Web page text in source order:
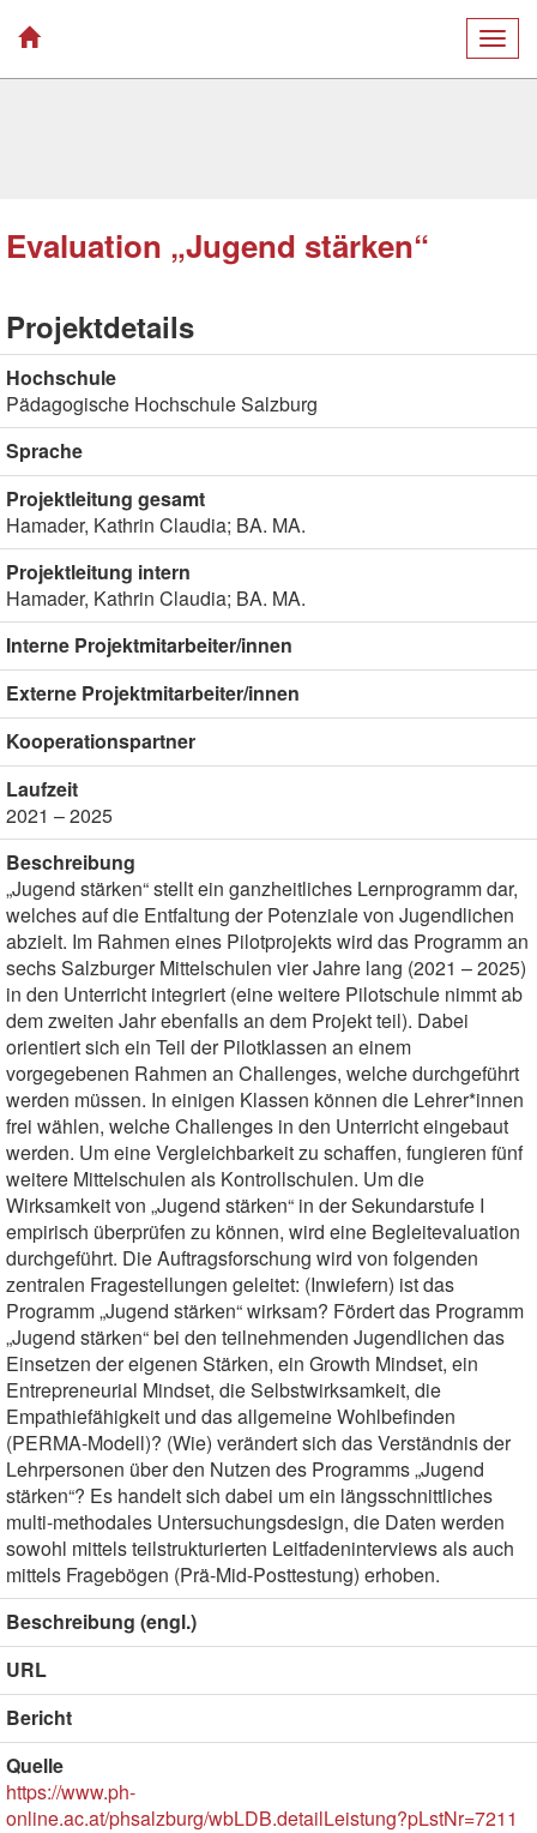
Evaluation „Jugend stärken“
Projektdetails
Hochschule
Pädagogische Hochschule Salzburg
Sprache
Projektleitung gesamt
Hamader, Kathrin Claudia; BA. MA.
Projektleitung intern
Hamader, Kathrin Claudia; BA. MA.
Interne Projektmitarbeiter/innen
Externe Projektmitarbeiter/innen
Kooperationspartner
Laufzeit
2021 – 2025
Beschreibung
„Jugend stärken“ stellt ein ganzheitliches Lernprogramm dar,
welches auf die Entfaltung der Potenziale von Jugendlichen
abzielt. Im Rahmen eines Pilotprojekts wird das Programm an
sechs Salzburger Mittelschulen vier Jahre lang (2021 – 2025)
in den Unterricht integriert (eine weitere Pilotschule nimmt ab
dem zweiten Jahr ebenfalls an dem Projekt teil). Dabei
orientiert sich ein Teil der Pilotklassen an einem
vorgegebenen Rahmen an Challenges, welche durchgeführt
werden müssen. In einigen Klassen können die Lehrer*innen
frei wählen, welche Challenges in den Unterricht eingebaut
werden. Um eine Vergleichbarkeit zu schaffen, fungieren fünf
weitere Mittelschulen als Kontrollschulen. Um die
Wirksamkeit von „Jugend stärken“ in der Sekundarstufe I
empirisch überprüfen zu können, wird eine Begleitevaluation
durchgeführt. Die Auftragsforschung wird von folgenden
zentralen Fragestellungen geleitet: (Inwiefern) ist das
Programm „Jugend stärken“ wirksam? Fördert das Programm
„Jugend stärken“ bei den teilnehmenden Jugendlichen das
Einsetzen der eigenen Stärken, ein Growth Mindset, ein
Entrepreneurial Mindset, die Selbstwirksamkeit, die
Empathiefähigkeit und das allgemeine Wohlbefinden
(PERMA-Modell)? (Wie) verändert sich das Verständnis der
Lehrpersonen über den Nutzen des Programms „Jugend
stärken“? Es handelt sich dabei um ein längsschnittliches
multi-methodales Untersuchungsdesign, die Daten werden
sowohl mittels teilstrukturierten Leitfadeninterviews als auch
mittels Fragebögen (Prä-Mid-Posttestung) erhoben.
Beschreibung (engl.)
URL
Bericht
Quelle
https://www.ph-
online.ac.at/phsalzburg/wbLDB.detailLeistung?pLstNr=7211